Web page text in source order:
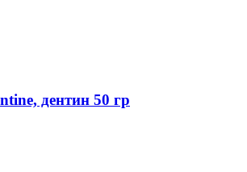
дентин 50 гр